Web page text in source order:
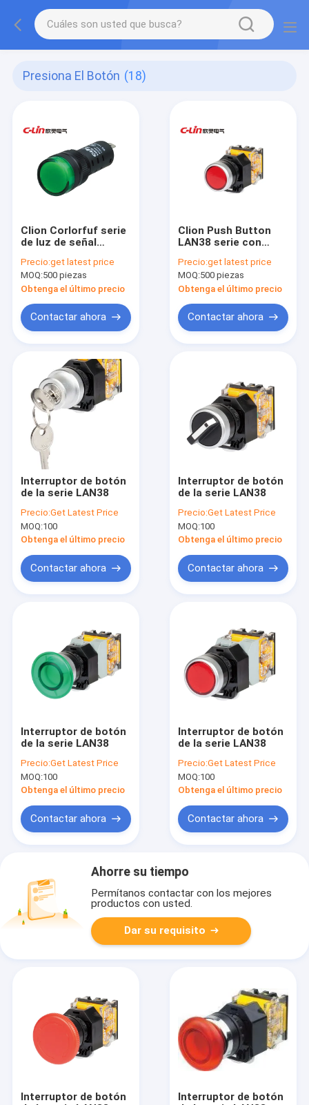
Presiona El Botón (18)
Clion Corlorfuf serie
de luz de señal
vida útil para la
impresión,
electricidad,
máquinas
herramienta y barcos
Precio:get latest price
MOQ:500 piezas
Obtenga el último precio
Contactar ahora
Clion Push Button
LAN38 serie con
mecánica para
máquinas
herramienta, barcos,
giros y la industria
eléctrica
Precio:get latest price
MOQ:500 piezas
Obtenga el último precio
Contactar ahora
Interruptor de botón
de la serie LAN38
Precio:Get Latest Price
MOQ:100
Obtenga el último precio
Contactar ahora
Interruptor de botón
de la serie LAN38
Precio:Get Latest Price
MOQ:100
Obtenga el último precio
Contactar ahora
Interruptor de botón
de la serie LAN38
Precio:Get Latest Price
MOQ:100
Obtenga el último precio
Contactar ahora
Interruptor de botón
de la serie LAN38
Precio:Get Latest Price
MOQ:100
Obtenga el último precio
Contactar ahora
Ahorre su tiempo
Permítanos contactar con los mejores
productos con usted.
Dar su requisito
Interruptor de botón
Interruptor de botón